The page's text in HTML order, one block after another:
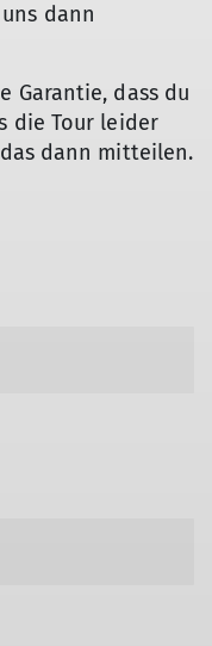
dann
Garantie, dass du
die Tour leider
dann mitteilen.